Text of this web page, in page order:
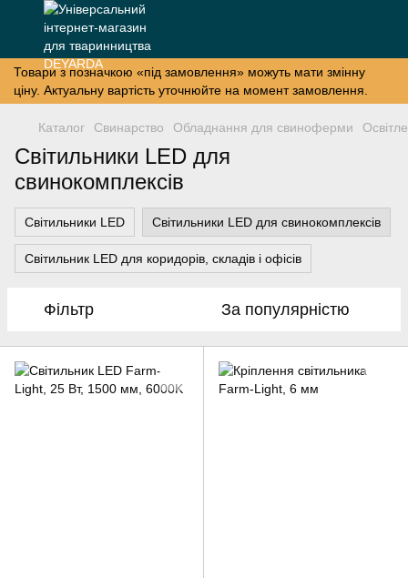
Товари з позначкою «під замовлення» можуть мати змінну
ціну. Актуальну вартість уточнюйте на момент замовлення.
Каталог Свинарство Обладнання для свиноферми
Світильники LED для
свинокомплексів
Світильники LED Світильники LED для свинокомплексів
Світильник LED для коридорів, складів і офісів
Фільтр За популярністю